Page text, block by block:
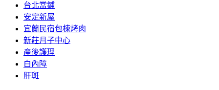
台北當鋪
安定新屋
宜蘭民宿包棟烤肉
新莊月子中心
產後護理
白內障
肝斑